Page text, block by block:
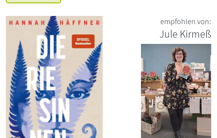
empfohlen von:
Jule Kirmeß